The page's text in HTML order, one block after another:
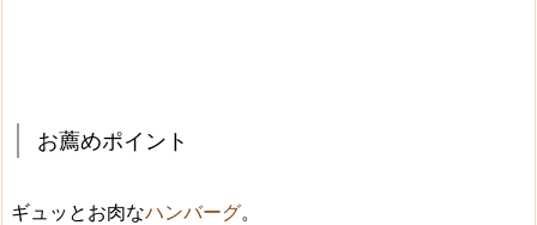
お薦めポイント
ギュッとお肉なハンバーグ。